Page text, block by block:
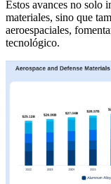
Estos avances no solo
materiales, sino que
aeroespaciales,
tecnológico.